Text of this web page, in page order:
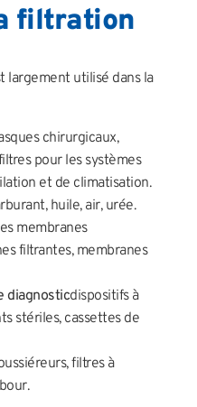
filtration
largement utilisé dans la
chirurgicaux,
pour les systèmes
et de climatisation.
huile, air, urée.
membranes
filtrantes, membranes
diagnosticdispositifs à
stériles, cassettes de
filtres à